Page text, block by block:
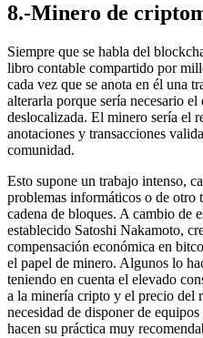
8.-Minero de
Siempre que se habla del
libro contable compartido por
cada vez que se anota en él una
alterarla porque sería necesario
deslocalizada. El minero sería el
anotaciones y transacciones
comunidad.
Esto supone un trabajo intenso,
problemas informáticos o de otro
cadena de bloques. A cambio de
establecido Satoshi Nakamoto,
compensación económica en
el papel de minero. Algunos lo
teniendo en cuenta el elevado
a la minería cripto y el precio del
necesidad de disponer de
hacen su práctica muy